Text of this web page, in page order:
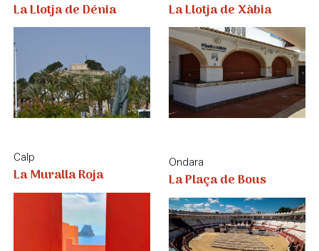
Calp
La Muralla Roja
Ondara
La Plaça de Bous
Senija
La Roca de la Salve
La Xara
La plaça del Garrofer